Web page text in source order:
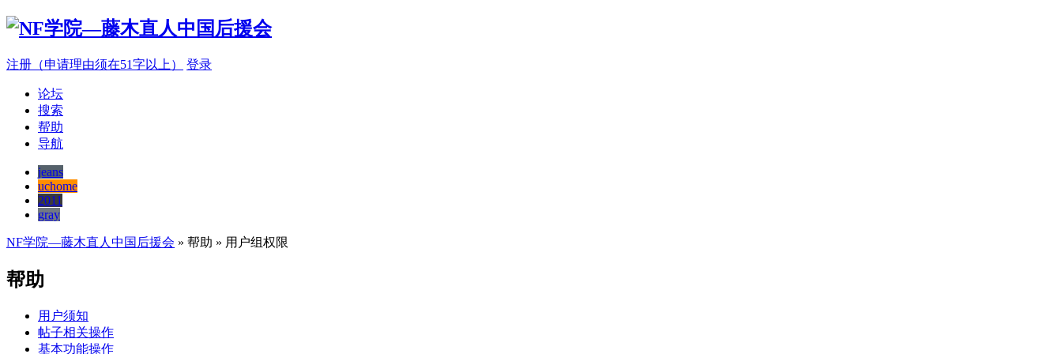
注册（申请理由须在51字以上） 登录
论坛
搜索
帮助
导航
jeans
uchome
2011
gray
NF学院—藤木直人中国后援会 » 帮助 » 用户组权限
帮助
用户须知
帖子相关操作
基本功能操作